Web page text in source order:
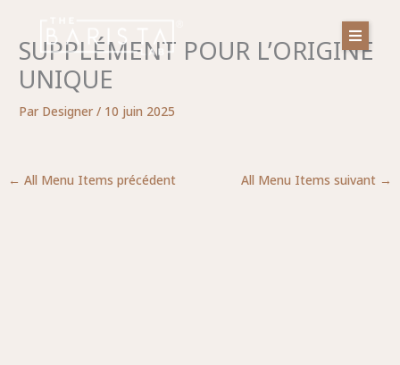
contenu
SUPPLÉMENT POUR L’ORIGINE
UNIQUE
Par Designer/ 10 juin 2025
← All Menu Items précédent All Menu Items suivant →